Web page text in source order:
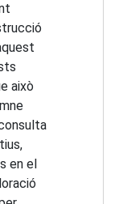
això
en el